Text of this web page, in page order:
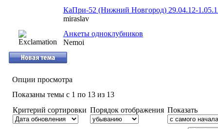
КаПри-52 (Нижний Новгород) 29.04.12-
miraslav
Анкеты одноклубников
Nemoi
Опции просмотра
Показаны темы с 1 по 13 из 13
Критерий сортировки Порядок отображения Показать